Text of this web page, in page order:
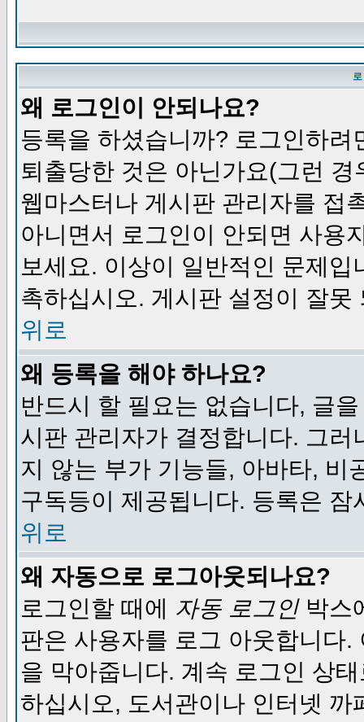
왜 로그인이 안되나요?
등록을 하셨습니까? 로그인하
퇴출당한 것은 아닌가요(그런
웹마스터나 게시판 관리자를 접
아니면서 로그인이 안되면 사용
보세요. 이상이 일반적인 문제
촉하십시오. 게시판 설정이 잘못
위로
왜 등록을 해야 하나요?
반드시 할 필요는 없습니다, 글
시판 관리자가 결정합니다. 그
지 않는 부가 기능들, 아바타, 비
구독등이 제공됩니다. 등록은
위로
왜 자동으로 로그아웃되나요?
로그인할 때에 자동 로그인박스
판은 사용자를 로그 아웃합니다
을 막아줍니다. 계속 로그인 상
하십시오, 도서관이나 인터넷